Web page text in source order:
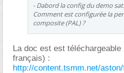
- Dabord la config du demo sat:
Comment est configurée la
composite (PAL) ?
La doc est est
français) :
http://content.tsmm.net/